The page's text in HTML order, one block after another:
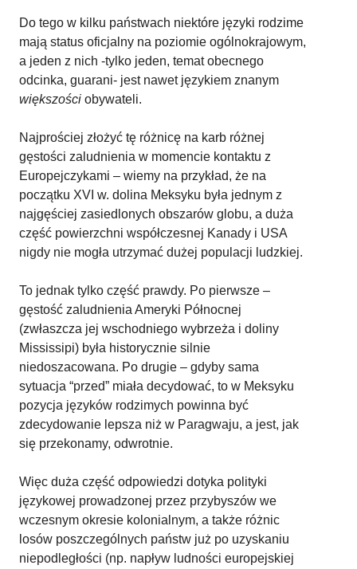
Do tego w kilku państwach niektóre języki rodzime
mają status oficjalny na poziomie ogólnokrajowym,
a jeden z nich -tylko jeden, temat obecnego
odcinka, guarani- jest nawet językiem znanym
większości obywateli.
Najprościej złożyć tę różnicę na karb różnej
gęstości zaludnienia w momencie kontaktu z
Europejczykami – wiemy na przykład, że na
początku XVI w. dolina Meksyku była jednym z
najgęściej zasiedlonych obszarów globu, a duża
część powierzchni współczesnej Kanady i USA
nigdy nie mogła utrzymać dużej populacji ludzkiej.
To jednak tylko część prawdy. Po pierwsze –
gęstość zaludnienia Ameryki Północnej
(zwłaszcza jej wschodniego wybrzeża i doliny
Mississipi) była historycznie silnie
niedoszacowana. Po drugie – gdyby sama
sytuacja “przed” miała decydować, to w Meksyku
pozycja języków rodzimych powinna być
zdecydowanie lepsza niż w Paragwaju, a jest, jak
się przekonamy, odwrotnie.
Więc duża część odpowiedzi dotyka polityki
językowej prowadzonej przez przybyszów we
wczesnym okresie kolonialnym, a także różnic
losów poszczególnych państw już po uzyskaniu
niepodległości (np. napływ ludności europejskiej